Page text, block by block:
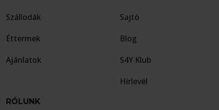
Szállodák
Éttermek
Ajánlatok
Sajtó
Blog
S4Y Klub
Hírlevél
RÓLUNK